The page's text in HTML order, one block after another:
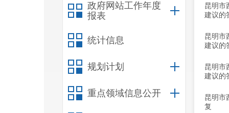
政府网站工作年度
报表
统计信息
规划计划
重点领域信息公开
昆明市
建议的
昆明市
建议的
昆明市
建议的
昆明市
复